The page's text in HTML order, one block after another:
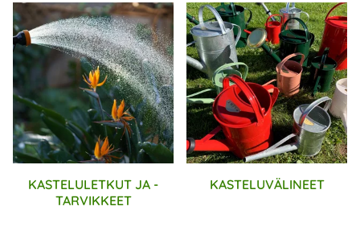
KASTELULETKUT JA -
TARVIKKEET
KASTELUVÄLINEET